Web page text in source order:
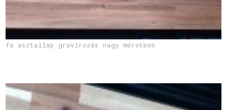
fa asztallap gravírozás nagy méretben